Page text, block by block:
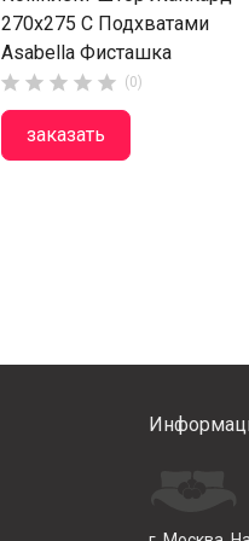
270х275 С Подхватами
Asabella Фисташка
     (0)
заказать